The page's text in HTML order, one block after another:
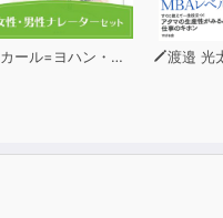
カール=ヨハン・エリーン 渡邉 光